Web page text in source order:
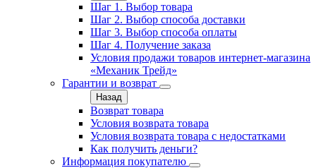
Шаг 1. Выбор товара
Шаг 2. Выбор способа доставки
Шаг 3. Выбор способа оплаты
Шаг 4. Получение заказа
Условия продажи товаров интернет-магазина
«Механик Трейд»
Гарантии и возврат
Назад
Возврат товара
Условия возврата товара
Условия возврата товара с недостатками
Как получить деньги?
Информация покупателю